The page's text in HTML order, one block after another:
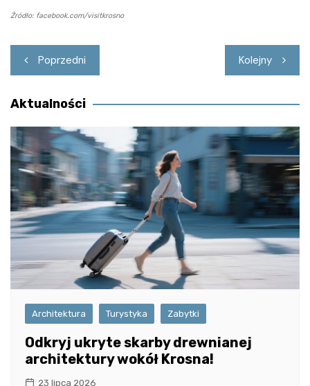
Źródło: facebook.com/visitkrosno
Nawigacja
wpisu
Poprzedni Kolejny
Aktualności
Architektura Turystyka Zabytki
Odkryj ukryte skarby drewnianej
architektury wokół Krosna!
23 lipca 2026